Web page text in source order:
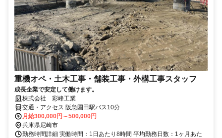
重機オペ・土木工事・舗装工事・外構工事スタッフ
成長企業で安定して働けます。
株式会社 彩峰工業
交通・アクセス 阪急園田駅バス10分
月給300,000円～500,000円
兵庫県尼崎市
勤務時間詳細 実働時間：1日あたり8時間 平均勤務日数：1ヶ月あた